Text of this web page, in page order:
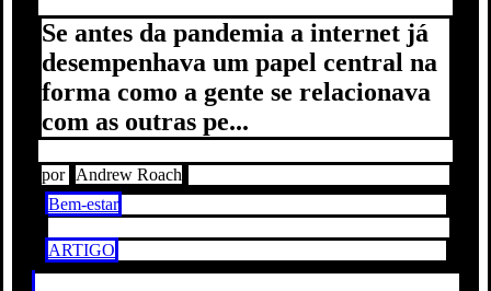
Se antes da pandemia a internet já
desempenhava um papel central na
forma como a gente se relacionava
com as outras pe...
por Andrew Roach
Bem-estar
ARTIGO